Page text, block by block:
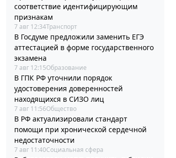
соответствие идентифицирующим
признакам
7 авг 12:34Транспорт
В Госдуме предложили заменить ЕГЭ
аттестацией в форме государственного
экзамена
7 авг 12:15Образование
В ГПК РФ уточнили порядок
удостоверения доверенностей
находящихся в СИЗО лиц
7 авг 11:56Общество
В РФ актуализировали стандарт
помощи при хронической сердечной
недостаточности
7 авг 11:40Социальная сфера